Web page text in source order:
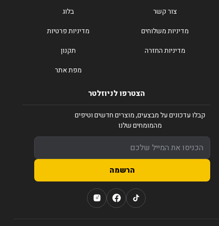
צור קשר
מדיניות משלוחים
מדיניות החזרה
בלוג
מדיניות פרטיות
תקנון
מפת אתר
הצטרפו לניוזלטר
קבלו עדכונים על מבצעים, מוצרים חדשים וטיפים
מהמומחים שלנו
הרשמה